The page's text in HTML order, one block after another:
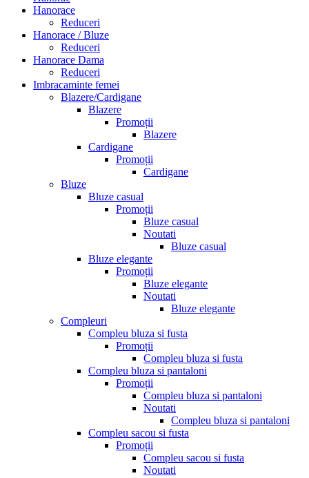
Hanorace
Reduceri
Hanorace / Bluze
Reduceri
Hanorace Dama
Reduceri
Imbracaminte femei
Blazere/Cardigane
Blazere
Promoții
Blazere
Cardigane
Promoții
Cardigane
Bluze
Bluze casual
Promoții
Bluze casual
Noutati
Bluze casual
Bluze elegante
Promoții
Bluze elegante
Noutati
Bluze elegante
Compleuri
Compleu bluza si fusta
Promoții
Compleu bluza si fusta
Compleu bluza si pantaloni
Promoții
Compleu bluza si pantaloni
Noutati
Compleu bluza si pantaloni
Compleu sacou si fusta
Promoții
Compleu sacou si fusta
Noutati